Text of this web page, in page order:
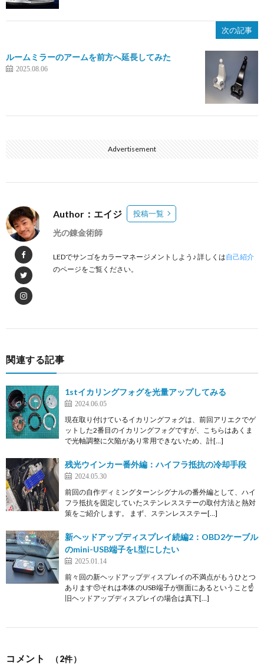
次の記事
ルームミラーのアームを前方へ延長してみた
2025.08.06
Advertisement
Author：エイジ 投稿一覧
光の錬金術師
LEDでサンゴをカラーマネージメントしよう♪ 詳しくは自己紹介
のページをご覧ください。
関連する記事
1stイカリングフォグを光量アップしてみる
2024.06.05
現在取り付けているイカリングフォグは、前回アリエクでゲ
ットした2番目のイカリングフォグですが、こちらはあくま
で光軸調整に欠陥があり常用できないため、計[…]
残光ウインカー番外編：ハイフラ抵抗の冷却手段
2024.05.30
前回の自作ディミングターンシグナルの番外編として、ハイ
フラ抵抗を固定していたステンレスステーの取付方法と熱対
策をご紹介します。 まず、ステンレスステー[…]
新ヘッドアップディスプレイ続編2：OBD2ケーブル
のmini-USB端子をL型にしたい
2025.01.14
前々回の新ヘッドアップディスプレイの不満点がもうひとつ
あります🥺それは本体のUSB端子が側面にあるということ☝
旧ヘッドアップディスプレイの場合は真下[…]
コメント （2件）